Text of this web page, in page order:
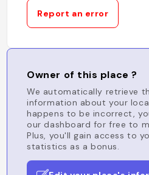
Report an error
Owner of this place ?
We automatically retrieve
information about your
happens to be incorrect,
our dashboard for free to
Plus, you'll gain access to
statistics as a bonus.